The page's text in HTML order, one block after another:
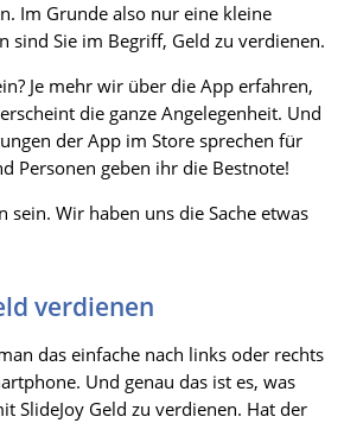
Im Grunde also nur eine kleine
sind Sie im Begriff, Geld zu verdienen.
Je mehr wir über die App erfahren,
die ganze Angelegenheit. Und
der App im Store sprechen für
Personen geben ihr die Bestnote!
sein. Wir haben uns die Sache etwas
verdienen
das einfache nach links oder rechts
Und genau das ist es, was
SlideJoy Geld zu verdienen. Hat der